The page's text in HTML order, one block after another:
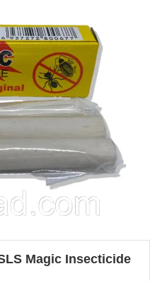
SLS Magic Insecticide